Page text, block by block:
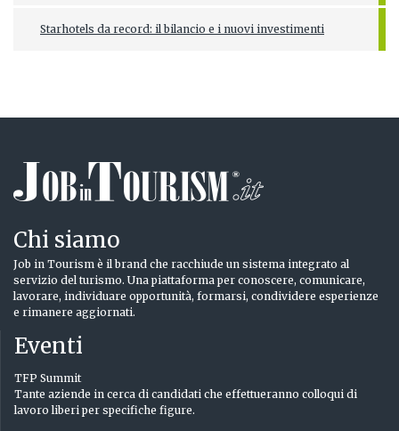
Starhotels da record: il bilancio e i nuovi investimenti
Chi siamo
Job in Tourism è il brand che racchiude un sistema integrato al
servizio del turismo. Una piattaforma per conoscere, comunicare,
lavorare, individuare opportunità, formarsi, condividere esperienze
e rimanere aggiornati.
Eventi
TFP Summit
Tante aziende in cerca di candidati che effettueranno colloqui di
lavoro liberi per specifiche figure.